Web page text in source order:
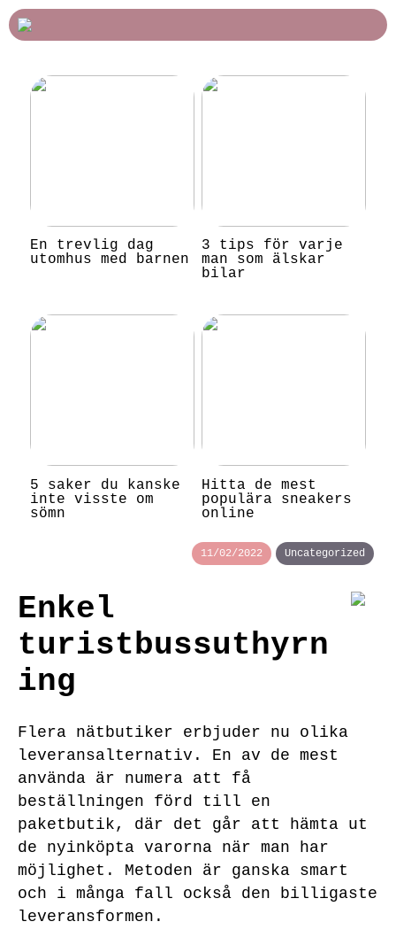
En trevlig dag
utomhus med barnen
3 tips för varje
man som älskar
bilar
5 saker du kanske
inte visste om
sömn
Hitta de mest
populära sneakers
online
11/02/2022 Uncategorized
Enkel
turistbussuthyrn
ing
Flera nätbutiker erbjuder nu olika
leveransalternativ. En av de mest
använda är numera att få
beställningen förd till en
paketbutik, där det går att hämta ut
de nyinköpta varorna när man har
möjlighet. Metoden är ganska smart
och i många fall också den billigaste
leveransformen.